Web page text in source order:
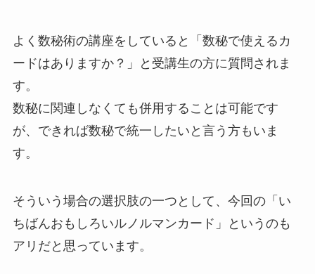
よく数秘術の講座をしていると「数秘で使えるカ
ードはありますか？」と受講生の方に質問されま
す。
数秘に関連しなくても併用することは可能です
が、できれば数秘で統一したいと言う方もいま
す。
そういう場合の選択肢の一つとして、今回の「い
ちばんおもしろいルノルマンカード」というのも
アリだと思っています。